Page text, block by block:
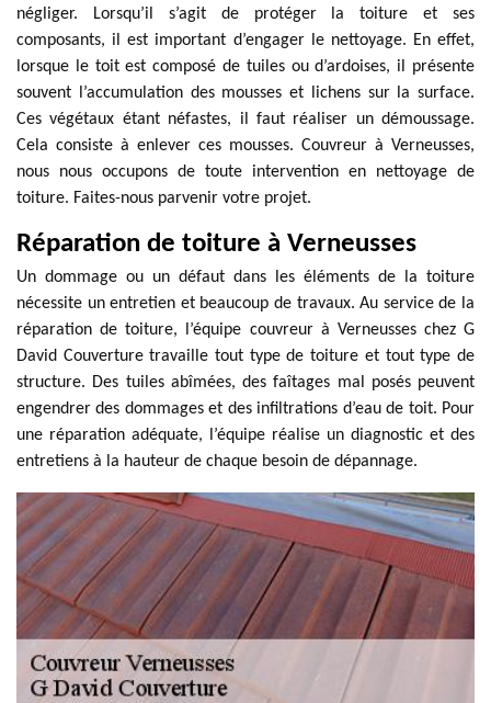
négliger. Lorsqu’il s’agit de protéger la toiture et ses
composants, il est important d’engager le nettoyage. En effet,
lorsque le toit est composé de tuiles ou d’ardoises, il présente
souvent l’accumulation des mousses et lichens sur la surface.
Ces végétaux étant néfastes, il faut réaliser un démoussage.
Cela consiste à enlever ces mousses. Couvreur à Verneusses,
nous nous occupons de toute intervention en nettoyage de
toiture. Faites-nous parvenir votre projet.
Réparation de toiture à Verneusses
Un dommage ou un défaut dans les éléments de la toiture
nécessite un entretien et beaucoup de travaux. Au service de la
réparation de toiture, l’équipe couvreur à Verneusses chez G
David Couverture travaille tout type de toiture et tout type de
structure. Des tuiles abîmées, des faîtages mal posés peuvent
engendrer des dommages et des infiltrations d’eau de toit. Pour
une réparation adéquate, l’équipe réalise un diagnostic et des
entretiens à la hauteur de chaque besoin de dépannage.